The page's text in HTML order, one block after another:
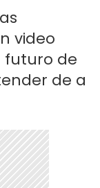
video
futuro de
de a